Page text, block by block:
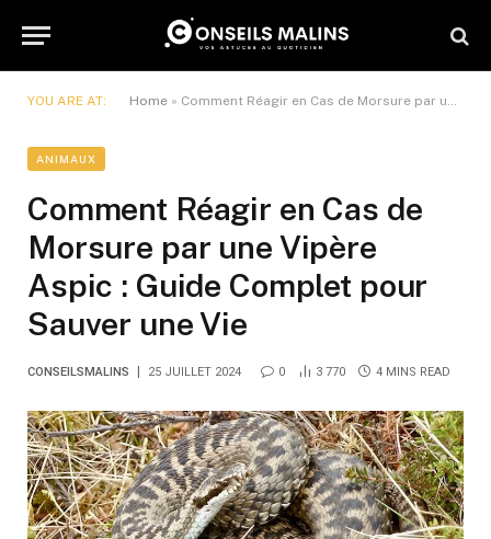
YOU ARE AT: Home » Comment Réagir en Cas de Morsure par une Vipère Aspic : Guide Complet pour Sauver une Vie
ANIMAUX
Comment Réagir en Cas de
Morsure par une Vipère
Aspic : Guide Complet pour
Sauver une Vie
CONSEILSMALINS 25 JUILLET 2024 0 3 770 4 MINS READ